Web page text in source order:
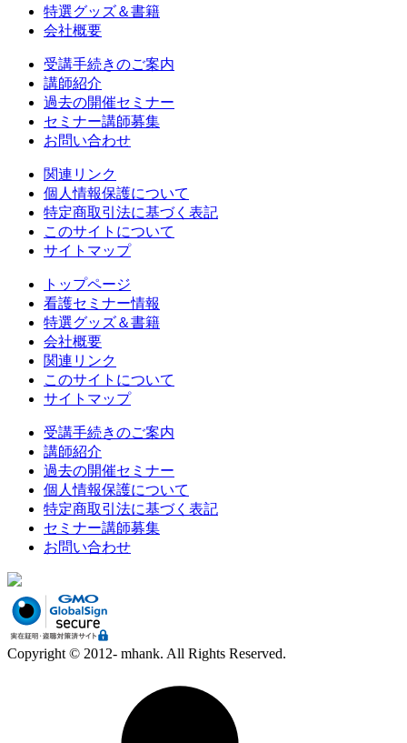
特選グッズ＆書籍
会社概要
受講手続きのご案内
講師紹介
過去の開催セミナー
セミナー講師募集
お問い合わせ
関連リンク
個人情報保護について
特定商取引法に基づく表記
このサイトについて
サイトマップ
トップページ
看護セミナー情報
特選グッズ＆書籍
会社概要
関連リンク
このサイトについて
サイトマップ
受講手続きのご案内
講師紹介
過去の開催セミナー
個人情報保護について
特定商取引法に基づく表記
セミナー講師募集
お問い合わせ
Copyright © 2012- mhank. All Rights Reserved.